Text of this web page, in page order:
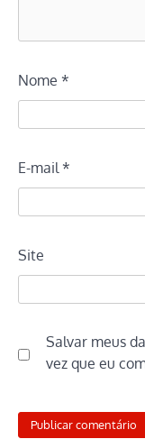
Nome *
E-mail *
Site
Salvar meus
vez que eu